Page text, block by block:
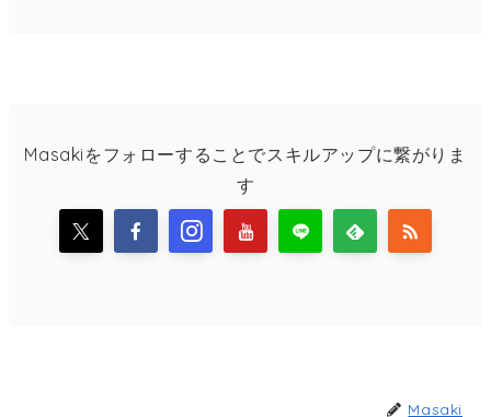
Masakiをフォローすることでスキルアップに繋がりま
す
Masaki